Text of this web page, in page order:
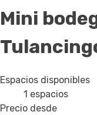
Mini
Espacios disponibles
1 espacios
Precio desde